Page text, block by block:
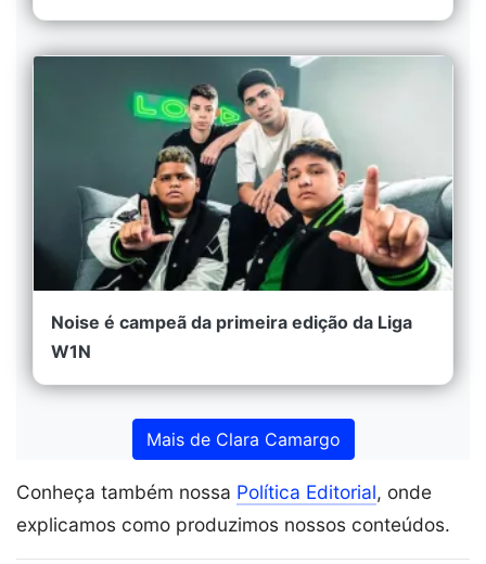
Noise é campeã da primeira edição da Liga
W1N
Mais de Clara Camargo
Conheça também nossa Política Editorial, onde
explicamos como produzimos nossos conteúdos.